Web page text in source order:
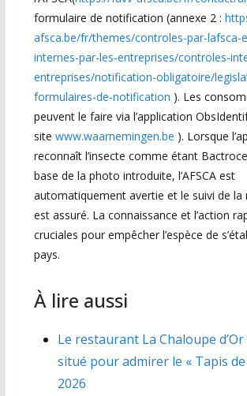
formulaire de notification (annexe 2 :
afsca.be/fr/themes/controles-par-lafsca-
internes-par-les-entreprises/controles-
entreprises/notification-obligatoire/
formulaires-de-notification ). Les
peuvent le faire via l’application
site www.waarnemingen.be ). Lorsque
reconnaît l’insecte comme étant
base de la photo introduite, l’AFSCA est
automatiquement avertie et le suivi de la
est assuré. La connaissance et l’action
cruciales pour empêcher l’espèce de
pays.
À lire aussi
Le restaurant La Chaloupe
situé pour admirer le « Tapis de
2026